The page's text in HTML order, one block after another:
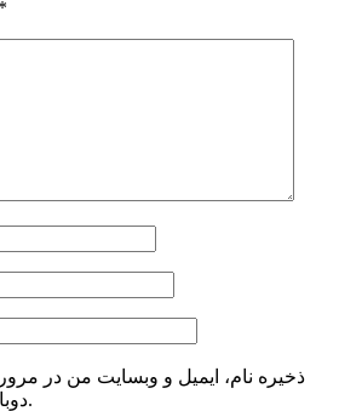
*
ذخیره نام، ایمیل و وبسایت من در
دوباره دیدگاهی می‌نویسم.